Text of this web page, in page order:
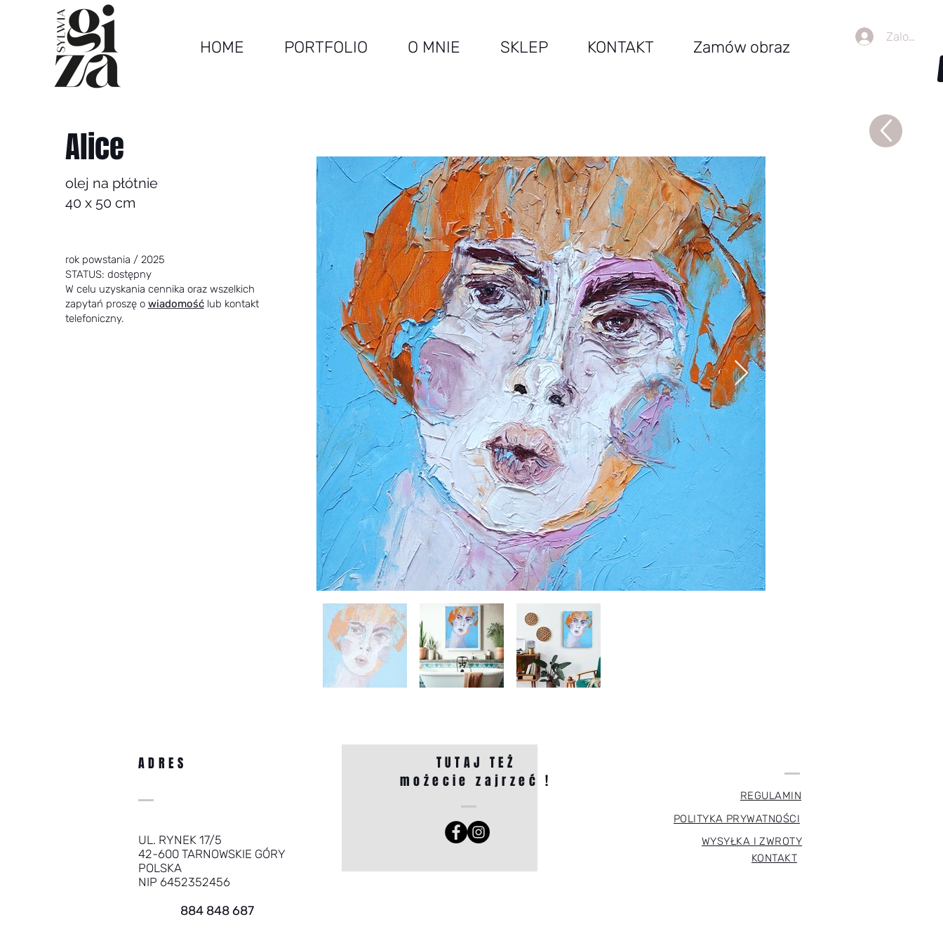
HOME PORTFOLIO O MNIE SKLEP KONTAKT Zamów obraz
Zaloguj się
Alice
olej na płótnie
40 x 50 cm
rok powstania / 2025
STATUS: dostępny
W celu uzyskania cennika oraz wszelkich
zapytań proszę o wiadomośćlub kontakt
telefoniczny.
ADRES
UL. RYNEK 17/5
42-600 TARNOWSKIE GÓRY
POLSKA
NIP 6452352456
884 848 687
TUTAJ TEŻ
możecie zajrzeć !
REGULAMIN
POLITYKA PRYWATNOŚCI
WYSYŁKA I ZWROTY
KONTAKT